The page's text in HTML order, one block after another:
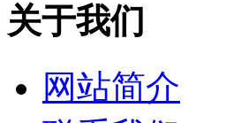
关于我们
网站简介